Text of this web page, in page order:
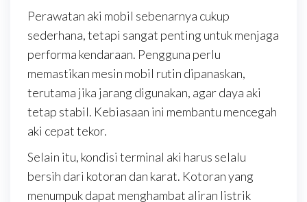
Perawatan aki mobil sebenarnya cukup
sederhana, tetapi sangat penting untuk menjaga
performa kendaraan. Pengguna perlu
memastikan mesin mobil rutin dipanaskan,
terutama jika jarang digunakan, agar daya aki
tetap stabil. Kebiasaan ini membantu mencegah
aki cepat tekor.
Selain itu, kondisi terminal aki harus selalu
bersih dari kotoran dan karat. Kotoran yang
menumpuk dapat menghambat aliran listrik